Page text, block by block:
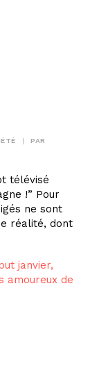
|
PAR
télévisé
!” Pour
ne sont
réalité, dont
janvier,
amoureux de